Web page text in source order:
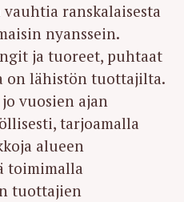
ranskalaisesta
nyanssein.
ja tuoreet, puhtaat
on lähistön tuottajilta.
vuosien ajan
tarjoamalla
alueen
toimimalla
tuottajien